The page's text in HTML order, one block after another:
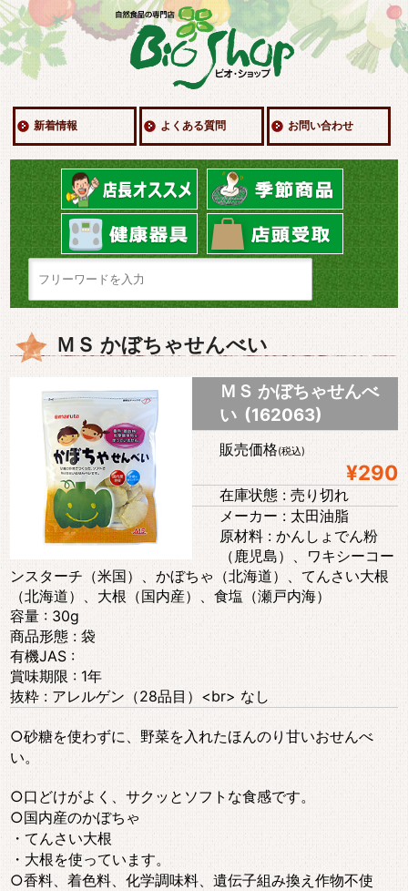
新着情報 よくある質問 お問い合わせ
ＭＳ かぼちゃせんべい
ＭＳ かぼちゃせんべ
い (162063)
販売価格(税込)
¥290
在庫状態 : 売り切れ
メーカー : 太田油脂
原材料 : かんしょでん粉
（鹿児島）、ワキシーコー
ンスターチ（米国）、かぼちゃ（北海道）、てんさい大根
（北海道）、大根（国内産）、食塩（瀬戸内海）
容量 : 30g
商品形態 : 袋
有機JAS :
賞味期限 : 1年
抜粋 : アレルゲン（28品目）<br> なし
○砂糖を使わずに、野菜を入れたほんのり甘いおせんべ
い。
○口どけがよく、サクッとソフトな食感です。
○国内産のかぼちゃ
・てんさい大根
・大根を使っています。
○香料、着色料、化学調味料、遺伝子組み換え作物不使